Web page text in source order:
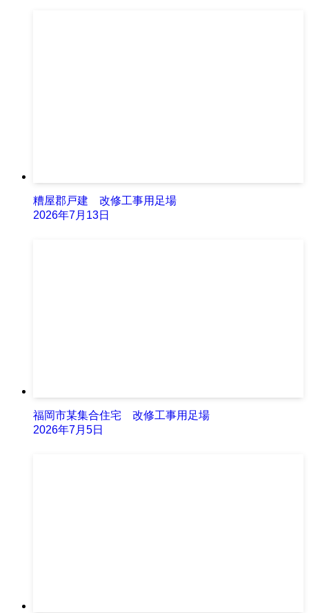
糟屋郡戸建 改修工事用足場
2026年7月13日
福岡市某集合住宅 改修工事用足場
2026年7月5日